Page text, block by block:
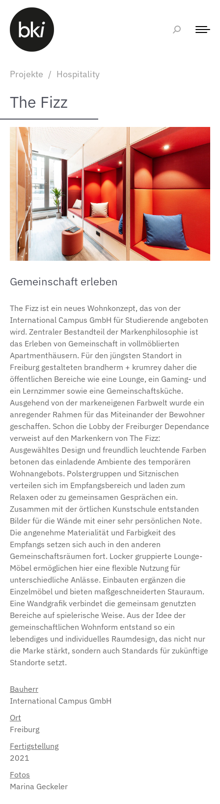
Projekte / Hospitality
The Fizz
Gemeinschaft erleben
The Fizz ist ein neues Wohnkonzept, das von der
International Campus GmbH für Studierende angeboten
wird. Zentraler Bestandteil der Markenphilosophie ist
das Erleben von Gemeinschaft in vollmöblierten
Apartmenthäusern. Für den jüngsten Standort in
Freiburg gestalteten brandherm + krumrey daher die
öffentlichen Bereiche wie eine Lounge, ein Gaming- und
ein Lernzimmer sowie eine Gemeinschaftsküche.
Ausgehend von der markeneigenen Farbwelt wurde ein
anregender Rahmen für das Miteinander der Bewohner
geschaffen. Schon die Lobby der Freiburger Dependance
verweist auf den Markenkern von The Fizz:
Ausgewähltes Design und freundlich leuchtende Farben
betonen das einladende Ambiente des temporären
Wohnangebots. Polstergruppen und Sitznischen
verteilen sich im Empfangsbereich und laden zum
Relaxen oder zu gemeinsamen Gesprächen ein.
Zusammen mit der örtlichen Kunstschule entstanden
Bilder für die Wände mit einer sehr persönlichen Note.
Die angenehme Materialität und Farbigkeit des
Empfangs setzen sich auch in den anderen
Gemeinschaftsräumen fort. Locker gruppierte Lounge-
Möbel ermöglichen hier eine flexible Nutzung für
unterschiedliche Anlässe. Einbauten ergänzen die
Einzelmöbel und bieten maßgeschneiderten Stauraum.
Eine Wandgrafik verbindet die gemeinsam genutzten
Bereiche auf spielerische Weise. Aus der Idee der
gemeinschaftlichen Wohnform entstand so ein
lebendiges und individuelles Raumdesign, das nicht nur
die Marke stärkt, sondern auch Standards für zukünftige
Standorte setzt.
Bauherr
International Campus GmbH
Ort
Freiburg
Fertigstellung
2021
Fotos
Marina Geckeler